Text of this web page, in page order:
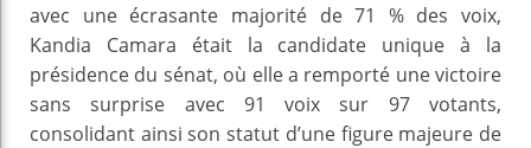
avec une écrasante majorité de 71 % des voix,
Kandia Camara était la candidate unique à la
présidence du sénat, où elle a remporté une victoire
sans surprise avec 91 voix sur 97 votants,
consolidant ainsi son statut d’une figure majeure de